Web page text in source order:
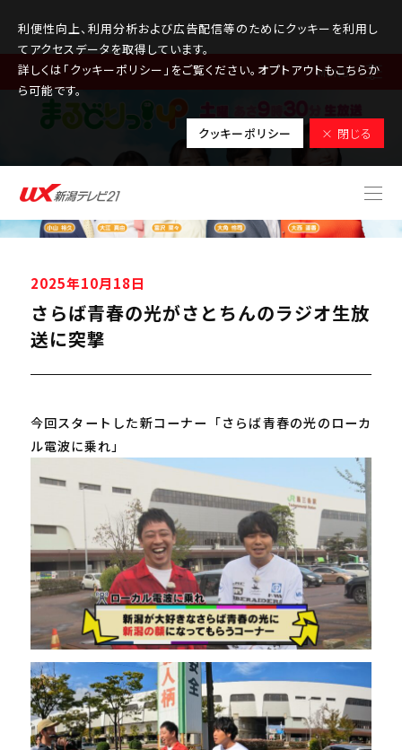
利便性向上、利用分析および広告配信等のためにクッキーを利用し
てアクセスデータを取得しています。
詳しくは「クッキーポリシー」をご覧ください。オプトアウトもこちらか
ら可能です。
クッキーポリシー × 閉じる
MENU
2025年10月18日
さらば青春の光がさとちんのラジオ生放
送に突撃
今回スタートした新コーナー「さらば青春の光のローカ
ル電波に乗れ」